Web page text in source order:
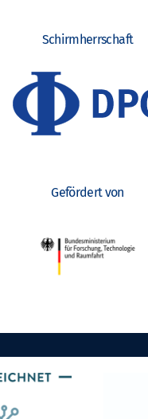
Schirmherrschaft
Gefördert von